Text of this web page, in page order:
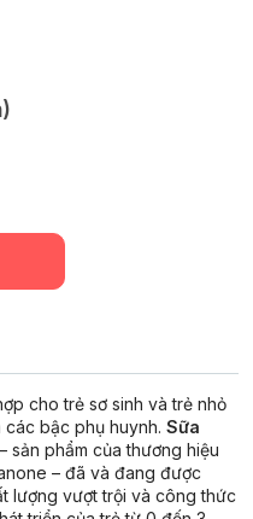
cho trẻ sơ sinh và trẻ nhỏ
các bậc phụ huynh. Sữa
– sản phẩm của thương hiệu
– đã và đang được
lượng vượt trội và công thức